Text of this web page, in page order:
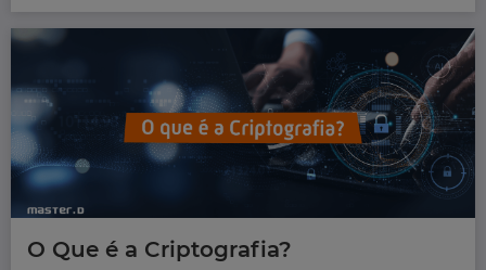
O Que é a Criptografia?